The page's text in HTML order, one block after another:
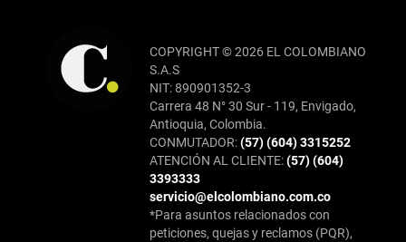
COPYRIGHT © 2026 EL COLOMBIANO
S.A.S
NIT: 890901352-3
Carrera 48 N° 30 Sur - 119, Envigado,
Antioquia, Colombia.
CONMUTADOR:(57) (604) 3315252
ATENCIÓN AL CLIENTE:(57) (604)
3393333
servicio@elcolombiano.com.co
*Para asuntos relacionados con
peticiones, quejas y reclamos (PQR),